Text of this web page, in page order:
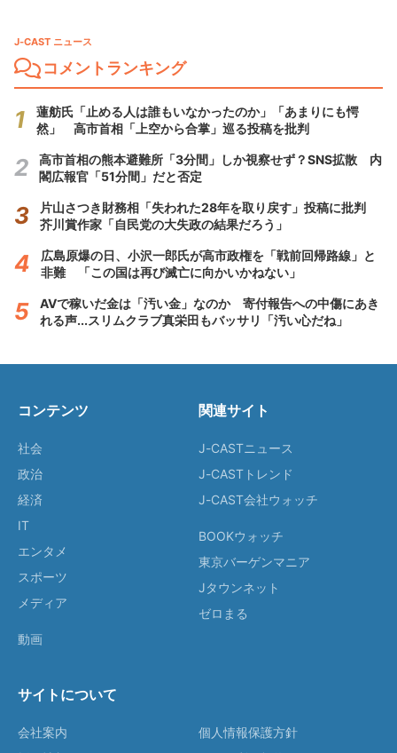
J-CAST ニュース
コメントランキング
蓮舫氏「止める人は誰もいなかったのか」「あまりにも愕
然」 高市首相「上空から合掌」巡る投稿を批判
高市首相の熊本避難所「3分間」しか視察せず？SNS拡散 内
閣広報官「51分間」だと否定
片山さつき財務相「失われた28年を取り戻す」投稿に批判
芥川賞作家「自民党の大失政の結果だろう」
広島原爆の日、小沢一郎氏が高市政権を「戦前回帰路線」と
非難 「この国は再び滅亡に向かいかねない」
AVで稼いだ金は「汚い金」なのか 寄付報告への中傷にあき
れる声...スリムクラブ真栄田もバッサリ「汚い心だね」
コンテンツ
社会
政治
経済
IT
エンタメ
スポーツ
メディア
動画
関連サイト
J-CASTニュース
J-CASTトレンド
J-CAST会社ウォッチ
BOOKウォッチ
東京バーゲンマニア
Jタウンネット
ゼロまる
サイトについて
会社案内
個人情報保護方針